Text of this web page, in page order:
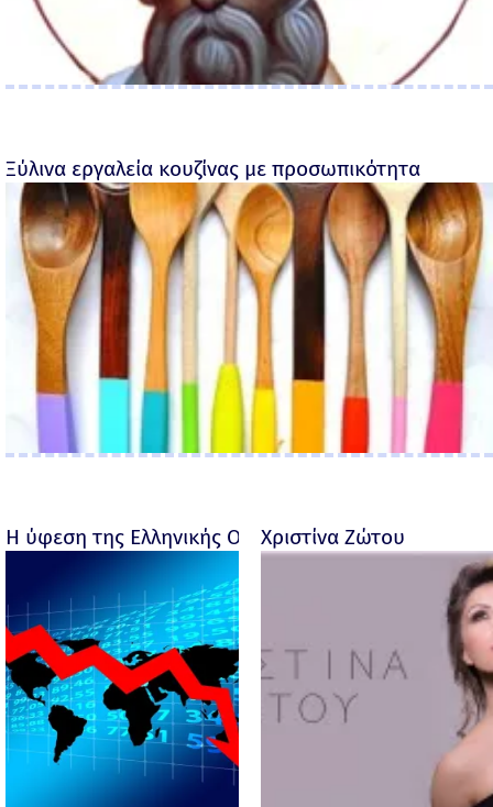
Ξύλινα εργαλεία κουζίνας με προσωπικότητα
Η ύφεση της Ελληνικής Οικονομίας - Ροσέτος
Χριστίνα Ζώτου